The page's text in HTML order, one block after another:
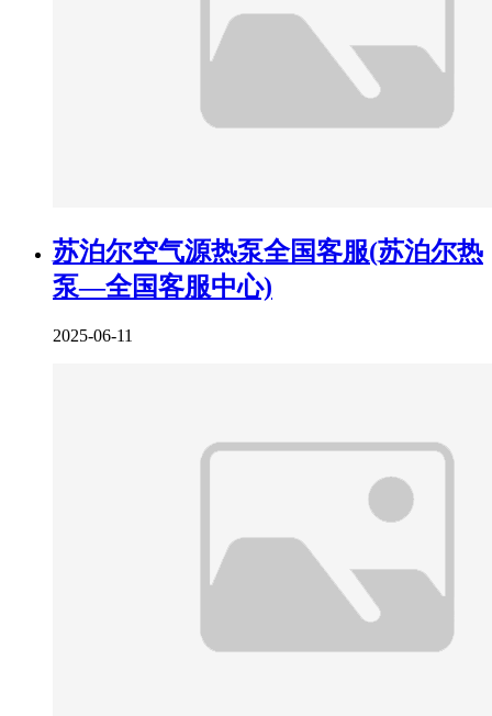
苏泊尔空气源热泵全国客服(苏泊尔热
泵—全国客服中心)
2025-06-11